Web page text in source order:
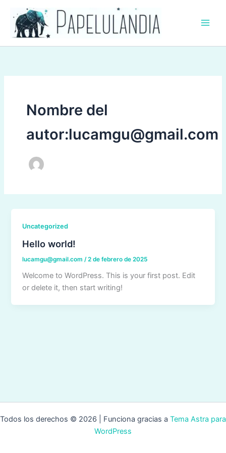
contenido
Nombre del
autor:lucamgu@gmail.com
Uncategorized
Hello world!
lucamgu@gmail.com /2 de febrero de 2025
Welcome to WordPress. This is your first post. Edit
or delete it, then start writing!
Todos los derechos © 2026 | Funciona gracias a Tema Astra para
WordPress